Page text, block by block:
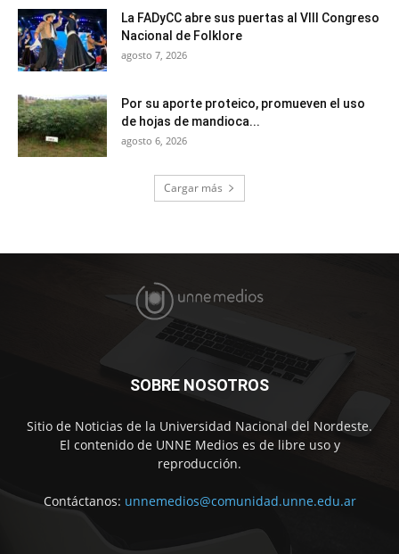
La FADyCC abre sus puertas al VIII Congreso
Nacional de Folklore
agosto 7, 2026
Por su aporte proteico, promueven el uso
de hojas de mandioca...
agosto 6, 2026
Cargar más
SOBRE NOSOTROS
Sitio de Noticias de la Universidad Nacional del Nordeste.
El contenido de UNNE Medios es de libre uso y
reproducción.
Contáctanos: unnemedios@comunidad.unne.edu.ar